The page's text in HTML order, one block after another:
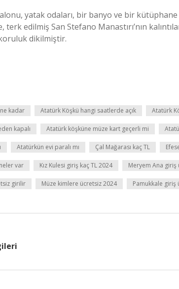
yatak odaları, bir banyo ve bir
edilmiş San Stefano Manastırı’nın
dikilmiştir.
kadar Atatürk Köşkü hangi saatlerde açık Atatürk
kapalı Atatürk köşküne müze kart geçerli mi
Atatürkün evi paralı mı Çal Mağarası kaç TL
var Kız Kulesi giriş kaç TL 2024 Meryem Ana
girilir Müze kimlere ücretsiz 2024 Pamukkale